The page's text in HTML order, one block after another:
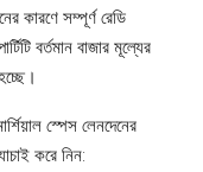
কারণে সম্পূর্ণ রেডি
বর্তমান বাজার মূল্যের
স্পেস লেনদেনের
করে নিন: